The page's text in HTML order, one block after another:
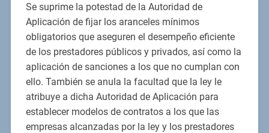
Se suprime la potestad de la Autoridad de
Aplicación de fijar los aranceles mínimos
obligatorios que aseguren el desempeño eficiente
de los prestadores públicos y privados, así como la
aplicación de sanciones a los que no cumplan con
ello. También se anula la facultad que la ley le
atribuye a dicha Autoridad de Aplicación para
establecer modelos de contratos a los que las
empresas alcanzadas por la ley y los prestadores